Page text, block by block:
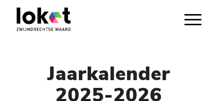
Jaarkalender
2025-2026